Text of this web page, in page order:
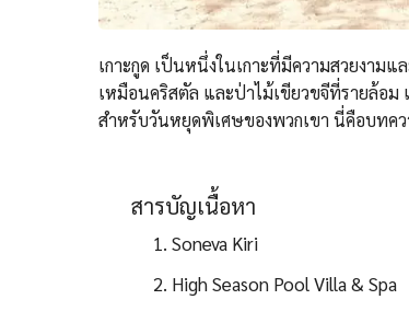
เกาะกูด เป็นหนึ่งในเกาะที่มีความสวยงาม
เหมือนคริสตัล และป่าไม้เขียวขจีที่รายล้อม
สำหรับวันหยุดพิเศษของพวกเขา นี่คือบทค
สารบัญเนื้อหา
1. Soneva Kiri
2. High Season Pool Villa & Spa